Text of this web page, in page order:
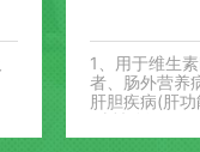
1、用于维生
者、肠外营养
肝胆疾病(肝
(脂性腹泻、
于慢性低钙血